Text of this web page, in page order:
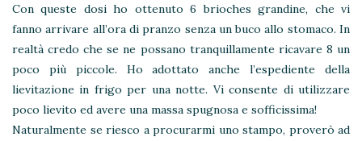
Con queste dosi ho ottenuto 6 brioches grandine, che vi
fanno arrivare all’ora di pranzo senza un buco allo stomaco. In
realtà credo che se ne possano tranquillamente ricavare 8 un
poco più piccole. Ho adottato anche l’espediente della
lievitazione in frigo per una notte. Vi consente di utilizzare
poco lievito ed avere una massa spugnosa e sofficissima!
Naturalmente se riesco a procurarmi uno stampo, proverò ad